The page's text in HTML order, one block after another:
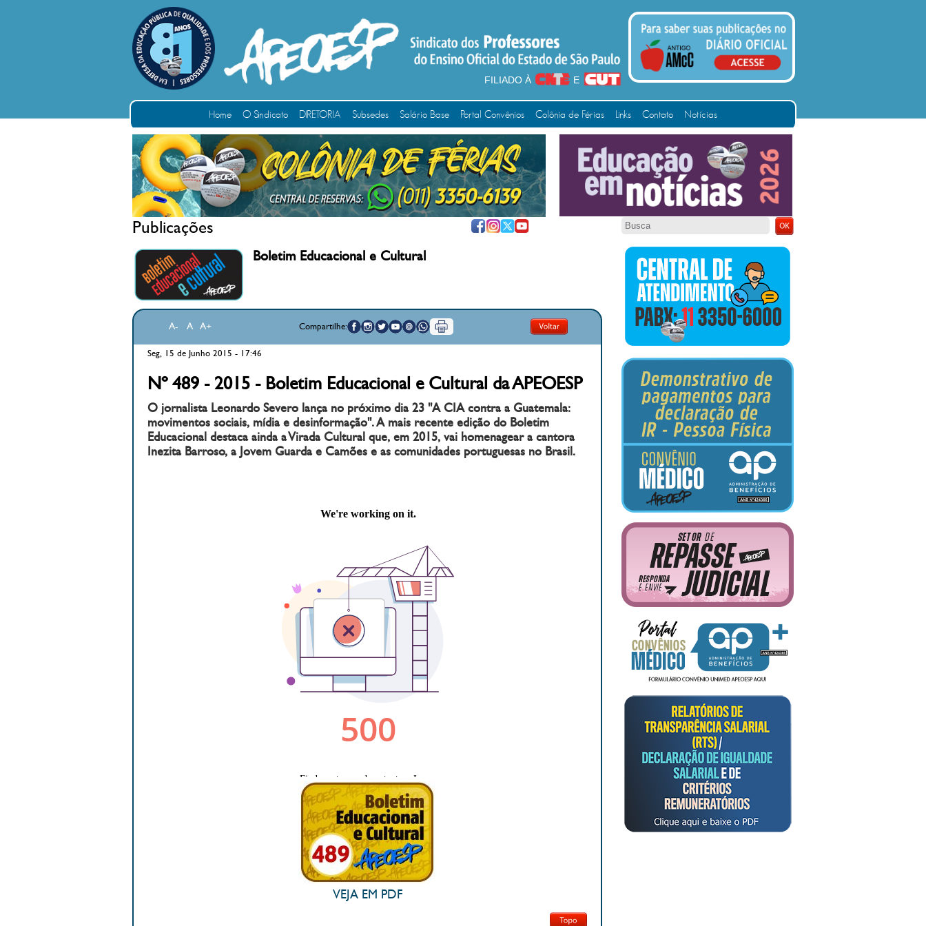
FILIADO À E
Home O Sindicato DIRETORIA Subsedes Salário Base Portal Convênios Colônia de Férias Links Contato Notícias
Publicações
Boletim Educacional e Cultural
A- A A+ Compartilhe:
Seg, 15 de Junho 2015 - 17:46
Nº 489 - 2015 - Boletim Educacional e Cultural da APEOESP
O jornalista Leonardo Severo lança no próximo dia 23 "A CIA contra a Guatemala:
movimentos sociais, mídia e desinformação". A mais recente edição do Boletim
Educacional destaca ainda a Virada Cultural que, em 2015, vai homenagear a cantora
Inezita Barroso, a Jovem Guarda e Camões e as comunidades portuguesas no Brasil.
VEJA EM PDF